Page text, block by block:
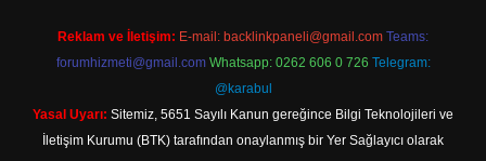
Reklam ve İletişim: E-mail: backlinkpaneli@gmail.com Teams:
forumhizmeti@gmail.com Whatsapp: 0262 606 0 726 Telegram:
@karabul
Yasal Uyarı: Sitemiz, 5651 Sayılı Kanun gereğince Bilgi Teknolojileri ve
İletişim Kurumu (BTK) tarafından onaylanmış bir Yer Sağlayıcı olarak